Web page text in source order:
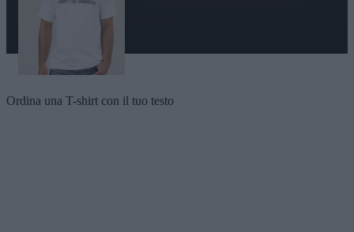
Ordina una T-shirt con il tuo testo